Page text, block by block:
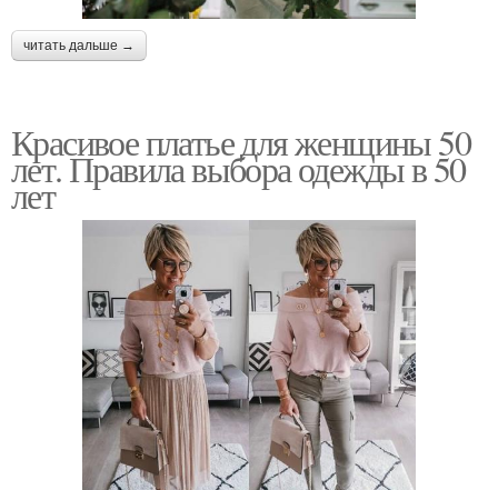
читать дальше →
Красивое платье для женщины 50
лет. Правила выбора одежды в 50
лет